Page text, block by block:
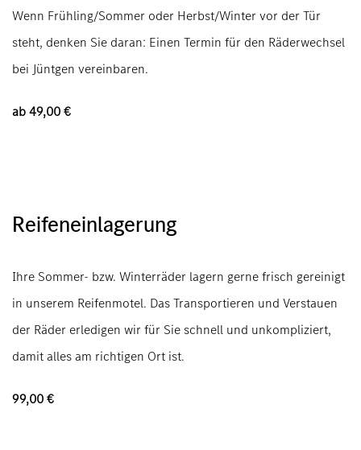
Wenn Frühling/Sommer oder Herbst/Winter vor der Tür
steht, denken Sie daran: Einen Termin für den Räderwechsel
bei Jüntgen vereinbaren.
ab 49,00 €
Reifeneinlagerung
Ihre Sommer- bzw. Winterräder lagern gerne frisch gereinigt
in unserem Reifenmotel. Das Transportieren und Verstauen
der Räder erledigen wir für Sie schnell und unkompliziert,
damit alles am richtigen Ort ist.
99,00 €